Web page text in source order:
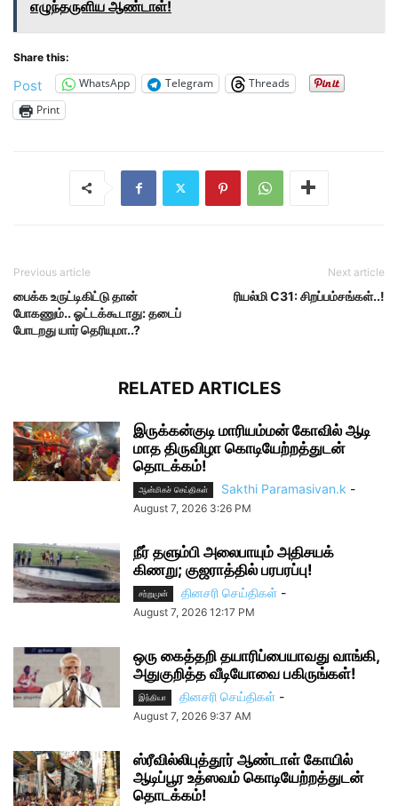
எழுந்தருளிய ஆண்டாள்!
Share this:
Post WhatsApp Telegram
Threads
Print
Previous article
பைக்க உருட்டிகிட்டு தான்
போகணும்.. ஓட்டக்கூடாது: தடைப்
போடறது யார் தெரியுமா..?
Next article
ரியல்மி C31: சிறப்பம்சங்கள்..!
RELATED ARTICLES
இருக்கன்குடி மாரியம்மன் கோவில் ஆடி
மாத திருவிழா கொடியேற்றத்துடன்
தொடக்கம்!
ஆன்மிகச் செய்திகள் Sakthi Paramasivan.k -
August 7, 2026 3:26 PM
நீர் தளும்பி அலைபாயும் அதிசயக்
கிணறு; குஜராத்தில் பரபரப்பு!
சற்றுமுன் தினசரி செய்திகள் -
August 7, 2026 12:17 PM
ஒரு கைத்தறி தயாரிப்பையாவது வாங்கி,
அதுகுறித்த வீடியோவை பகிருங்கள்!
இந்தியா தினசரி செய்திகள் -
August 7, 2026 9:37 AM
ஸ்ரீவில்லிபுத்தூர் ஆண்டாள் கோயில்
ஆடிப்பூர உத்ஸவம் கொடியேற்றத்துடன்
தொடக்கம்!